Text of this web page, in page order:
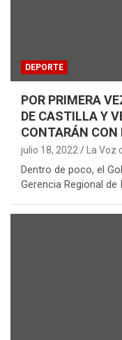
DEPORTE
POR PRIMERA
DE CASTILLA Y
CONTARÁN CON
julio 18, 2022 La Voz
Dentro de poco, el
Gerencia Regional